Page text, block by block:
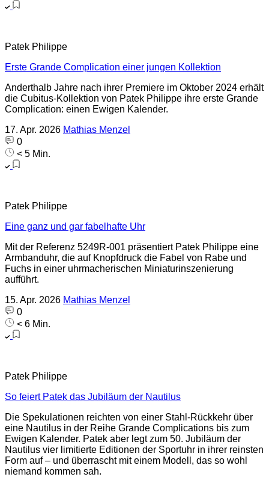
Patek Philippe
Erste Grande Complication einer jungen Kollektion
Anderthalb Jahre nach ihrer Premiere im Oktober 2024 erhält
die Cubitus-Kollektion von Patek Philippe ihre erste Grande
Complication: einen Ewigen Kalender.
17. Apr. 2026 Mathias Menzel
0
< 5 Min.
Patek Philippe
Eine ganz und gar fabelhafte Uhr
Mit der Referenz 5249R-001 präsentiert Patek Philippe eine
Armbanduhr, die auf Knopfdruck die Fabel von Rabe und
Fuchs in einer uhrmacherischen Miniaturinszenierung
aufführt.
15. Apr. 2026 Mathias Menzel
0
< 6 Min.
Patek Philippe
So feiert Patek das Jubiläum der Nautilus
Die Spekulationen reichten von einer Stahl-Rückkehr über
eine Nautilus in der Reihe Grande Complications bis zum
Ewigen Kalender. Patek aber legt zum 50. Jubiläum der
Nautilus vier limitierte Editionen der Sportuhr in ihrer reinsten
Form auf – und überrascht mit einem Modell, das so wohl
niemand kommen sah.